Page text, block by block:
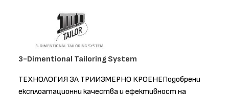
3-Dimentional Tailoring System
ТЕХНОЛОГИЯ ЗА ТРИИЗМЕРНО КРОЕНЕПодобрени
експлоатационни качества и ефективност на